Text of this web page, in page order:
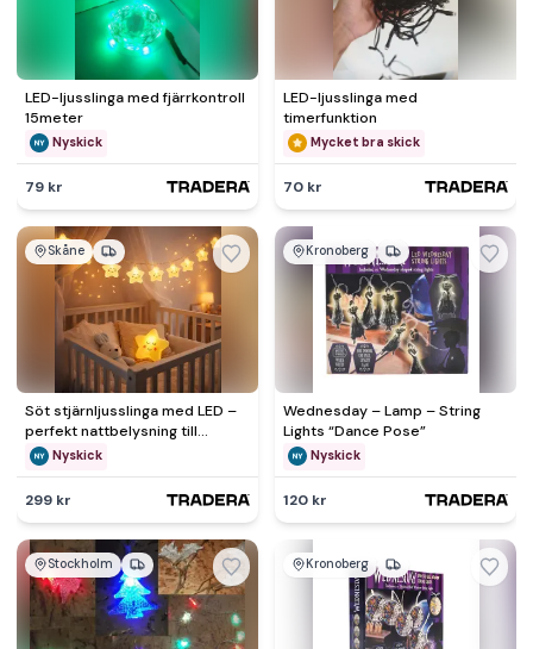
LED-ljusslinga med fjärrkontroll
15meter
Nyskick
79 kr
LED-ljusslinga med
timerfunktion
Mycket bra skick
70 kr
Skåne
Söt stjärnljusslinga med LED –
perfekt nattbelysning till
barnrum
Nyskick
299 kr
Kronoberg
Wednesday – Lamp – String
Lights “Dance Pose”
Nyskick
120 kr
Stockholm Kronoberg